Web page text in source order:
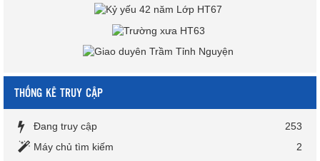
THỐNG KÊ TRUY CẬP
Đang truy cập
253
Máy chủ tìm kiếm
2